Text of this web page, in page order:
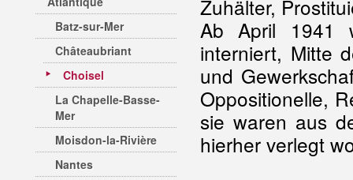
Batz-sur-Mer
Châteaubriant
Choisel
La Chapelle-Basse-
Mer
Moisdon-la-Rivière
Nantes
Zuhälter,
Ab April 1941
interniert, Mitte
und
Oppositionelle,
sie waren aus
hierher verlegt